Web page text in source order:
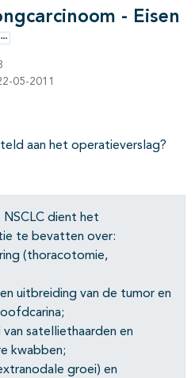
- Eisen
Opties
05-2011
aan het operatieverslag?
NSCLC dient het
te bevatten over:
(thoracotomie,
uitbreiding van de tumor en
satelliethaarden en
kwabben;
groei) en